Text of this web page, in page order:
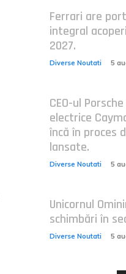
Ferrari are
integral
2027.
Diverse Noutati 5
CEO-ul
electrice
încă în proces
lansate.
Diverse Noutati 5
Unicornul
schimbări în
Diverse Noutati 5